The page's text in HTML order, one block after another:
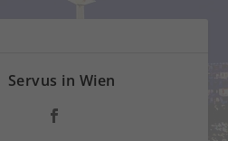
Servus in Wien